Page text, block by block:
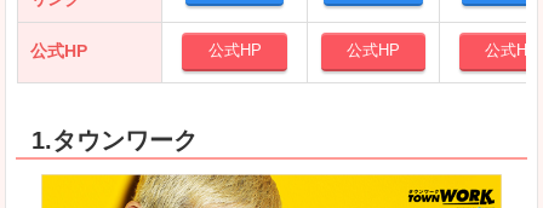
公式HP 公式HP 公式HP 公式HP
1.タウンワーク